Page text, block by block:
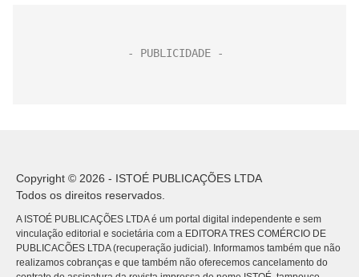
Copyright © 2026 - ISTOÉ PUBLICAÇÕES LTDA
Todos os direitos reservados.
A ISTOÉ PUBLICAÇÕES LTDA é um portal digital independente e sem
vinculação editorial e societária com a EDITORA TRES COMÉRCIO DE
PUBLICACÕES LTDA (recuperação judicial). Informamos também que não
realizamos cobranças e que também não oferecemos cancelamento do